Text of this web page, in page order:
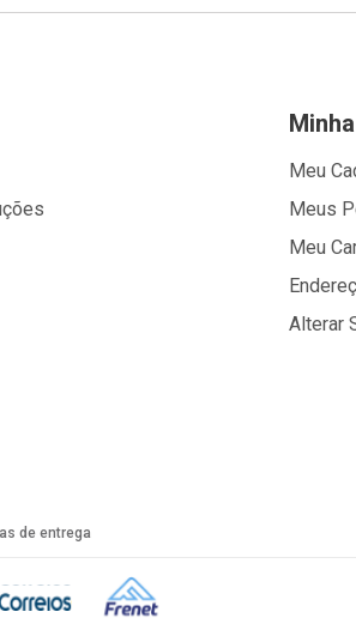
Meu
Meus
Meu
Alterar
de entrega